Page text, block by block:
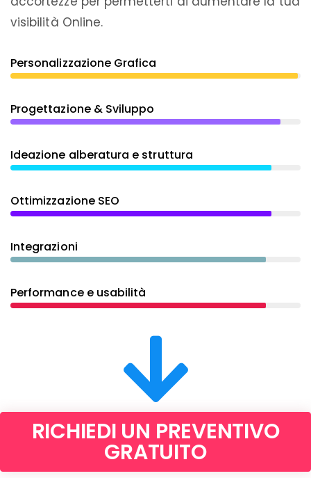
visibilità Online.
Personalizzazione Grafica
Progettazione & Sviluppo
Ideazione alberatura e struttura
Ottimizzazione SEO
Integrazioni
Performance e usabilità
RICHIEDI UN PREVENTIVO
GRATUITO